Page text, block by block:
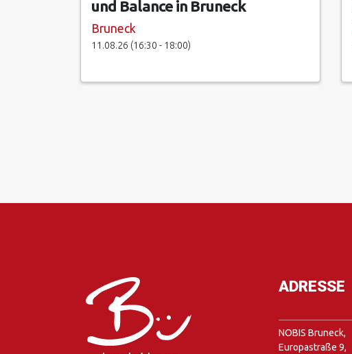
und Balance in Bruneck
Bruneck
11.08.26 (16:30 - 18:00)
ADRESSE
NOBIS Bruneck,
Europastraße 9,